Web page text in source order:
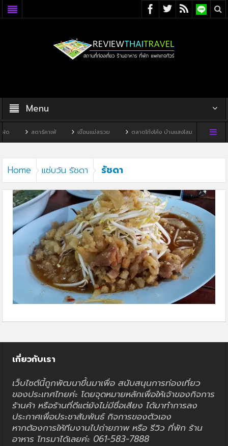
Menu
สตาร์คาเฟ่ เขื่อนแม่สรวย ตลาดโก้งโค้ง บ้านแสงโสม ทิวผาคา
Home แซ่บวัน รัชดา รัชดา
เกี่ยวกับเรา
เว็บไซต์นี้ถูกพัฒนาขึ้นมาเพื่อ สนับสนุนการท่องเที่ยว
ของประเทศไทยค่ะ โดยจุดหมายหลักเพื่อให้เจ้าของกิจการ
ร้านค้า หรือร้านที่ดีแต่ยังไม่มีชื่อเสียง ได้มาทำการลง
ประกาศเพื่อประชาสัมพันธ์ กิจการของตัวเอง
หากต้องการให้ทีมงานไปถ่ายภาพ หรือ รีวิว ที่พัก ร้าน
อาหาร โทรมาได้เลยค่ะ 061-583-7888